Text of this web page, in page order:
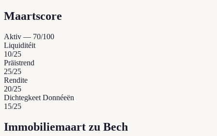
Maartscore
Aktiv — 70/100
Liquiditéit
10/25
Präistrend
25/25
Rendite
20/25
Dichtegkeet Donnéeën
15/25
Immobiliemaart zu Bech